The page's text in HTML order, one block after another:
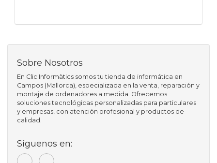
Sobre Nosotros
En Clic Informàtics somos tu tienda de informática en
Campos (Mallorca), especializada en la venta, reparación y
montaje de ordenadores a medida. Ofrecemos
soluciones tecnológicas personalizadas para particulares
y empresas, con atención profesional y productos de
calidad.
Síguenos en: